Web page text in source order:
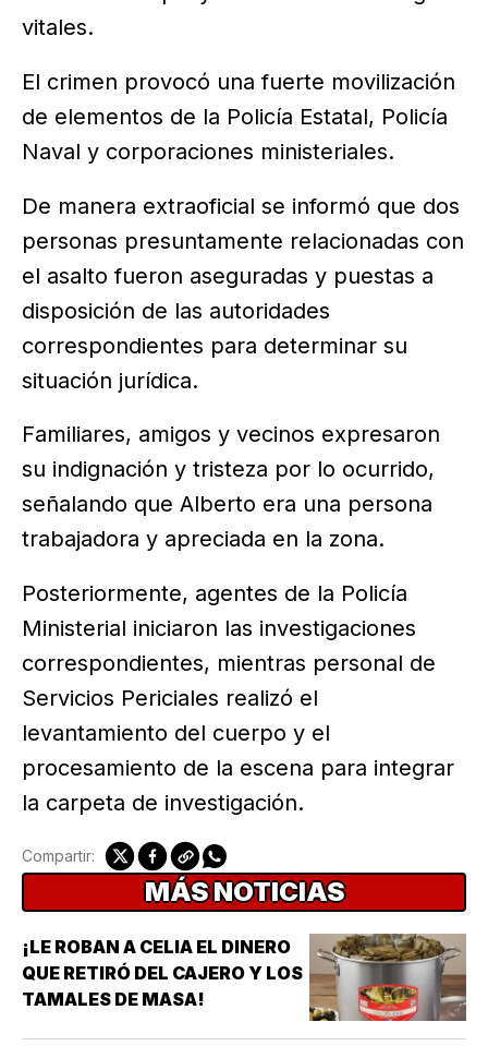
vitales.
El crimen provocó una fuerte movilización
de elementos de la Policía Estatal, Policía
Naval y corporaciones ministeriales.
De manera extraoficial se informó que dos
personas presuntamente relacionadas con
el asalto fueron aseguradas y puestas a
disposición de las autoridades
correspondientes para determinar su
situación jurídica.
Familiares, amigos y vecinos expresaron
su indignación y tristeza por lo ocurrido,
señalando que Alberto era una persona
trabajadora y apreciada en la zona.
Posteriormente, agentes de la Policía
Ministerial iniciaron las investigaciones
correspondientes, mientras personal de
Servicios Periciales realizó el
levantamiento del cuerpo y el
procesamiento de la escena para integrar
la carpeta de investigación.
Compartir:
MÁS NOTICIAS
¡LE ROBAN A CELIA EL DINERO
QUE RETIRÓ DEL CAJERO Y LOS
TAMALES DE MASA!